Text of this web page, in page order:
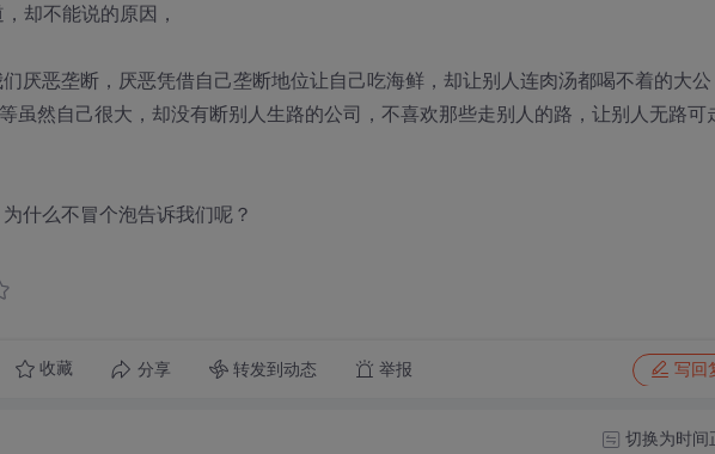
却不能说的原因，
厌恶垄断，厌恶凭借自己垄断地位让自己吃海鲜，却让别人连肉汤都喝不着的大公
虽然自己很大，却没有断别人生路的公司，不喜欢那些走别人的路，让别人无路可
什么不冒个泡告诉我们呢？
收藏 分享 转发到动态 举报 写回
切换为时间